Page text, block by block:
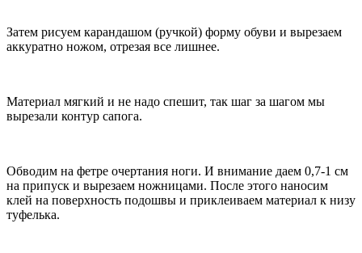
Затем рисуем карандашом (ручкой) форму обуви и вырезаем
аккуратно ножом, отрезая все лишнее.
Материал мягкий и не надо спешит, так шаг за шагом мы
вырезали контур сапога.
Обводим на фетре очертания ноги. И внимание даем 0,7-1 см
на припуск и вырезаем ножницами. После этого наносим
клей на поверхность подошвы и приклеиваем материал к низу
туфелька.